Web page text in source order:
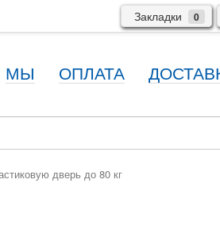
Закладки 0
МЫ ОПЛАТА
дверь до 80 кг